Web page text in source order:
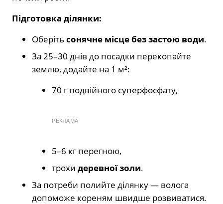
Підготовка ділянки:
Оберіть сонячне місце без застою води.
За 25–30 днів до посадки перекопайте
землю, додайте на 1 м²:
70 г подвійного суперфосфату,
РЕКЛАМА
5–6 кг перегною,
трохи деревної золи.
За потреби полийте ділянку — волога
допоможе кореням швидше розвиватися.